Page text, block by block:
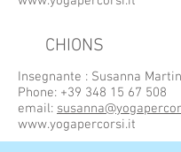
CHIONS
Insegnante : Susanna Martin
Phone: +39 348 15 67 508
email:
www.yogapercorsi.it